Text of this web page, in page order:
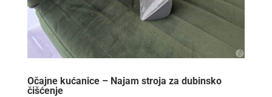
Očajne kućanice – Najam stroja za dubinsko
čišćenje